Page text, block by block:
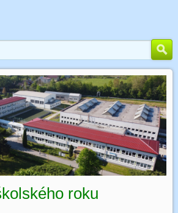
roku